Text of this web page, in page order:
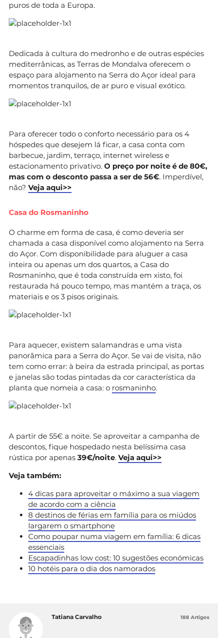
puros de toda a Europa.
Dedicada à cultura do medronho e de outras espécies
mediterrânicas, as Terras de Mondalva oferecem o
espaço para alojamento na Serra do Açor ideal para
momentos tranquilos, de ar puro e visual exótico.
Para oferecer todo o conforto necessário para os 4
hóspedes que desejem lá ficar, a casa conta com
barbecue, jardim, terraço, internet wireless e
estacionamento privativo. O preço por noite é de 80€,
mas com o desconto passa a ser de 56€. Imperdível,
não? Veja aqui>>
Casa do Rosmaninho
O charme em forma de casa, é como deveria ser
chamada a casa disponível como alojamento na Serra
do Açor. Com disponibilidade para aluguer a casa
inteira ou apenas um dos quartos, a Casa do
Rosmaninho, que é toda construída em xisto, foi
restaurada há pouco tempo, mas mantém a traça, os
materiais e os 3 pisos originais.
Para aquecer, existem salamandras e uma vista
panorâmica para a Serra do Açor. Se vai de visita, não
tem como errar: à beira da estrada principal, as portas
e janelas são todas pintadas da cor característica da
planta que nomeia a casa: o rosmaninho.
A partir de 55€ a noite. Se aproveitar a campanha de
descontos, fique hospedado nesta belíssima casa
rústica por apenas 39€/noite. Veja aqui>>
Veja também:
4 dicas para aproveitar o máximo a sua viagem
de acordo com a ciência
8 destinos de férias em família para os miúdos
largarem o smartphone
Como poupar numa viagem em família: 6 dicas
essenciais
Escapadinhas low cost: 10 sugestões económicas
10 hotéis para o dia dos namorados
Tatiana Carvalho 188 Artigos